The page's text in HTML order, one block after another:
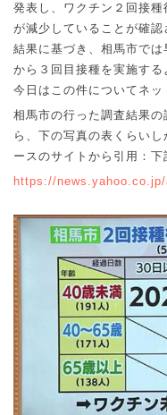
発表し、ワクチン２回接
が減少していることが確
結果に基づき、相馬市で
から３回目接種を実施する
今日はこの件についてネッ
相馬市の行った調査結果
ら、下の写真の表くらいし
ースのサイトから引用：下
https://